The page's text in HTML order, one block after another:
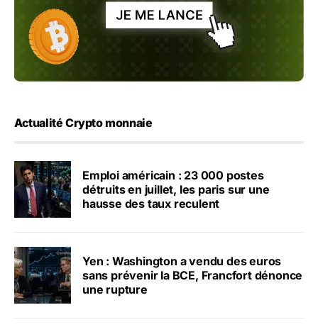
Actualité Crypto monnaie
Emploi américain : 23 000 postes
détruits en juillet, les paris sur une
hausse des taux reculent
Yen : Washington a vendu des euros
sans prévenir la BCE, Francfort dénonce
une rupture